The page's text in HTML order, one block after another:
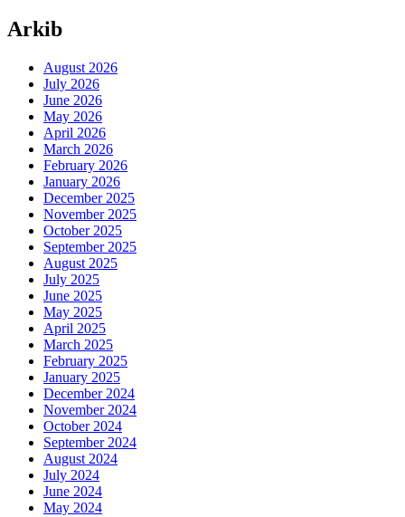
Arkib
August 2026
July 2026
June 2026
May 2026
April 2026
March 2026
February 2026
January 2026
December 2025
November 2025
October 2025
September 2025
August 2025
July 2025
June 2025
May 2025
April 2025
March 2025
February 2025
January 2025
December 2024
November 2024
October 2024
September 2024
August 2024
July 2024
June 2024
May 2024